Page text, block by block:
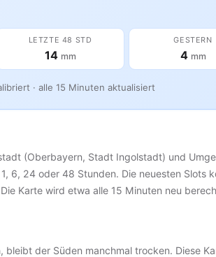
LETZTE 48 STD
14 mm
GESTERN
4 mm
· alle 15 Minuten aktualisiert
(Oberbayern, Stadt Ingolstadt) und
6, 24 oder 48 Stunden. Die neuesten Slots
Karte wird etwa alle 15 Minuten neu
der Süden manchmal trocken. Diese